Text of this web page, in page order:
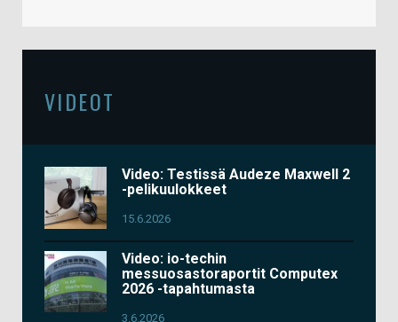
VIDEOT
Video: Testissä Audeze Maxwell 2
-pelikuulokkeet
15.6.2026
Video: io-techin
messuosastoraportit Computex
2026 -tapahtumasta
3.6.2026